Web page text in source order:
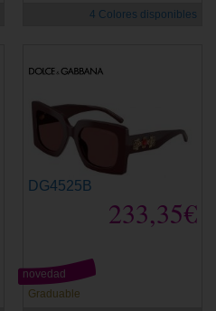
4 Colores disponibles
DG4525B
233,35€
Graduable
novedad